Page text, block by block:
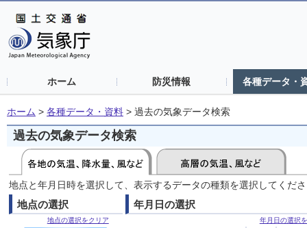
ホーム 防災情報 各種データ・
ホーム > 各種データ・資料 > 過去の気象データ検索
過去の気象データ検索
地点と年月日時を選択して、表示するデータの種類を選択してくだ
地点の選択
地点の選択をクリア
年月日の選択
年月日の選択